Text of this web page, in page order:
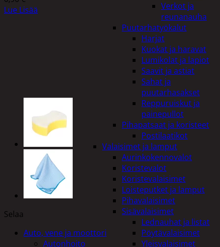
Verkot ja
reunanauha
Puutarhatyökalut
Harjat
Kuokat ja haravat
Lumikolat ja lapiot
Saavit ja astiat
Sahat ja
puutarhasakset
Reppuruiskut ja
painepullot
Pihapatsaat ja koristeet
Postilaatikot
Valaisimet ja lamput
Aurinkokennovalot
Koristevalot
Koristevalaisimet
Loisteputket ja lamput
Pihavalaisimet
Sisävalaisimet
Lednauhat ja listat
Pöytävalaisimet
Yleisvalaisimet
Lue Lisää
Selaa
Auto, vene ja moottori
Autonhoito